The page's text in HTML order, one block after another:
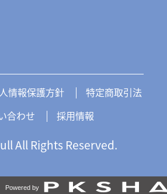
情報保護方針
特定商取引法
合わせ
採用情報
All Rights Reserved.
Powered by